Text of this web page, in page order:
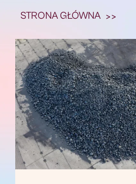
STRONA GŁÓWNA >>